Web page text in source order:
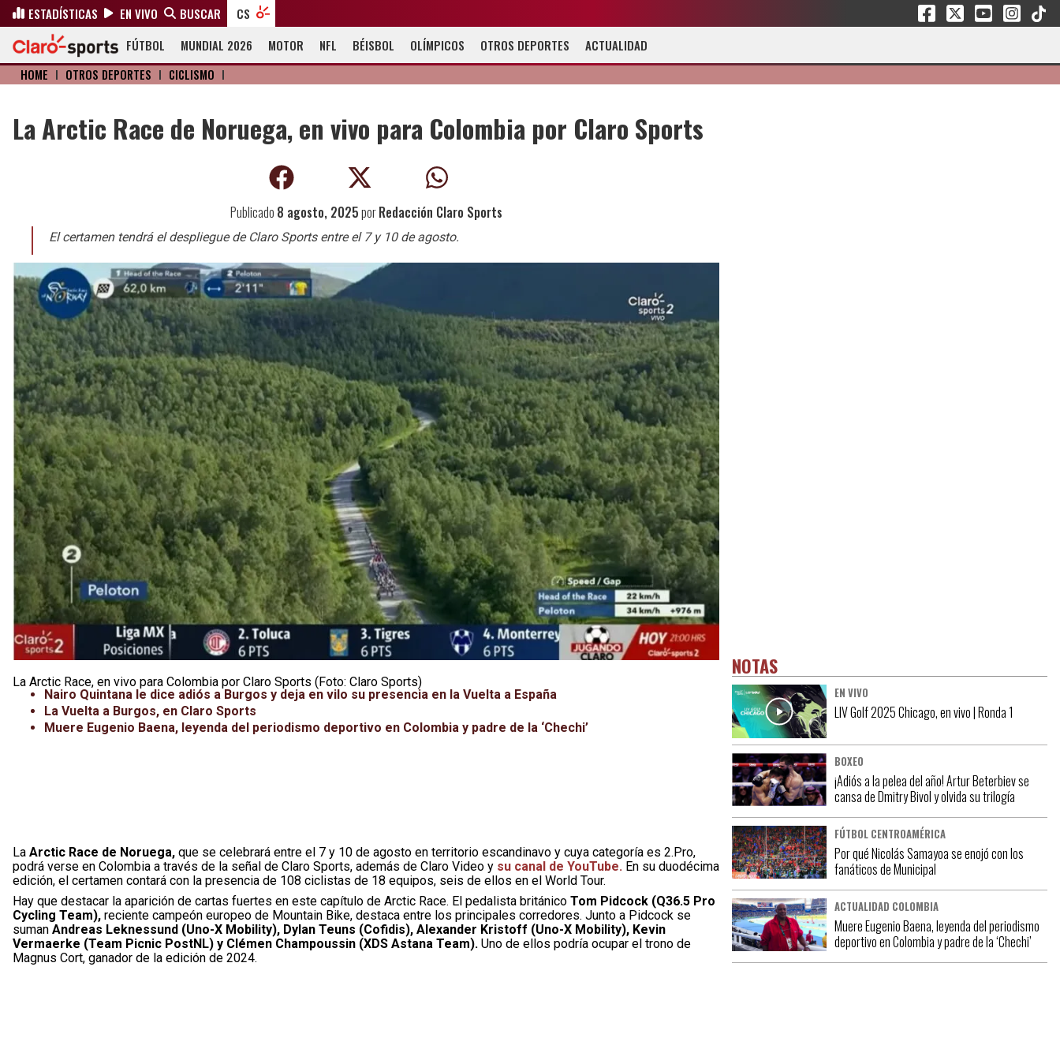
ESTADÍSTICAS EN VIVO BUSCAR
CS
FÚTBOL
MUNDIAL 2026 MOTOR NFL BÉISBOL OLÍMPICOS OTROS DEPORTES ACTUALIDAD
HOME I OTROS DEPORTES I CICLISMO I
La Arctic Race de Noruega, en vivo para Colombia por Claro Sports
Publicado 8 agosto, 2025porRedacción Claro Sports
El certamen tendrá el despliegue de Claro Sports entre el 7 y 10 de agosto.
La Arctic Race, en vivo para Colombia por Claro Sports (Foto: Claro Sports)
Nairo Quintana le dice adiós a Burgos y deja en vilo su presencia en la Vuelta a España
La Vuelta a Burgos, en Claro Sports
Muere Eugenio Baena, leyenda del periodismo deportivo en Colombia y padre de la ‘Chechi’
La Arctic Race de Noruega, que se celebrará entre el 7 y 10 de agosto en territorio escandinavo y cuya categoría es 2.Pro,
podrá verse en Colombia a través de la señal de Claro Sports, además de Claro Video y su canal de YouTube. En su duodécima
edición, el certamen contará con la presencia de 108 ciclistas de 18 equipos, seis de ellos en el World Tour.
Hay que destacar la aparición de cartas fuertes en este capítulo de Arctic Race. El pedalista británico Tom Pidcock (Q36.5 Pro
Cycling Team), reciente campeón europeo de Mountain Bike, destaca entre los principales corredores. Junto a Pidcock se
suman Andreas Leknessund (Uno-X Mobility), Dylan Teuns (Cofidis), Alexander Kristoff (Uno-X Mobility), Kevin
Vermaerke (Team Picnic PostNL) y Clémen Champoussin (XDS Astana Team). Uno de ellos podría ocupar el trono de
Magnus Cort, ganador de la edición de 2024.
NOTAS
EN VIVO
LIV Golf 2025 Chicago, en vivo | Ronda 1
BOXEO
¡Adiós a la pelea del año! Artur Beterbiev se
cansa de Dmitry Bivol y olvida su trilogía
FÚTBOL CENTROAMÉRICA
Por qué Nicolás Samayoa se enojó con los
fanáticos de Municipal
ACTUALIDAD COLOMBIA
Muere Eugenio Baena, leyenda del periodismo
deportivo en Colombia y padre de la ‘Chechi’